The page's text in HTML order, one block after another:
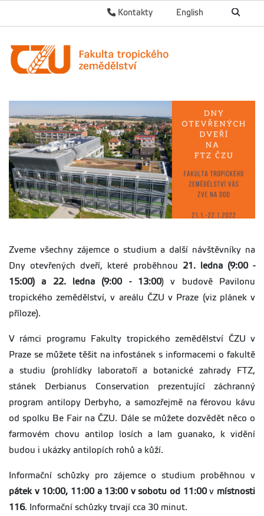
English
Kontakty
Zveme všechny zájemce o studium a další návštěvníky na
Dny otevřených dveří, které proběhnou 21. ledna (9:00 -
15:00)
a 22. ledna (9:00 - 13:00) v budově Pavilonu
tropického zemědělství, v areálu ČZU v Praze (viz plánek v
příloze).
V rámci programu Fakulty tropického zemědělství ČZU v
Praze se můžete těšit na infostánek s informacemi o fakultě
a studiu (prohlídky laboratoří a botanické zahrady FTZ,
stánek Derbianus Conservation prezentující záchranný
program antilopy Derbyho, a samozřejmě na férovou kávu
od spolku Be Fair na ČZU. Dále se můžete dozvědět něco o
farmovém chovu antilop losích a lam guanako, k vidění
budou i ukázky antilopích rohů a kůží.
Informační schůzkypro zájemce o studium proběhnou v
pátek v 10:00, 11:00 a 13:00 v sobotu od 11:00v místnosti
116. Informační schůzky trvají cca 30 minut.